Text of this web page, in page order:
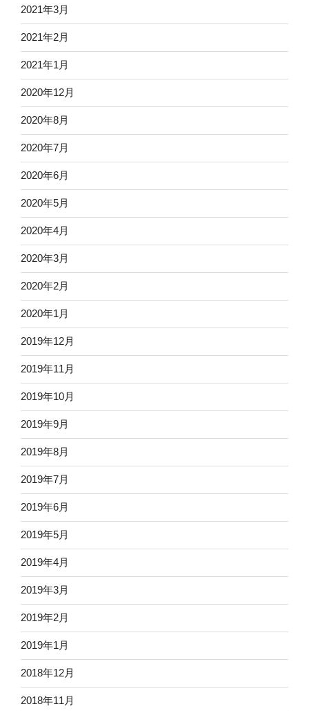
2021年3月
2021年2月
2021年1月
2020年12月
2020年8月
2020年7月
2020年6月
2020年5月
2020年4月
2020年3月
2020年2月
2020年1月
2019年12月
2019年11月
2019年10月
2019年9月
2019年8月
2019年7月
2019年6月
2019年5月
2019年4月
2019年3月
2019年2月
2019年1月
2018年12月
2018年11月